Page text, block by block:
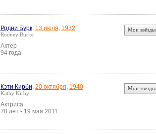
Родни Бурк, 13 июля, 1932
Rodney Burke
Актер
94 года
Мои звёзды
Кэти Кирби, 20 октября, 1940
Kathy Kirby
Актриса
70 лет • 19 мая 2011
Мои звёзды